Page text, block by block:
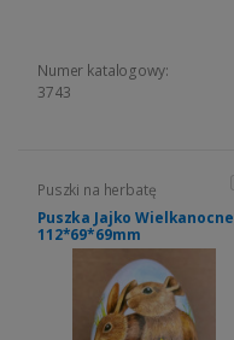
Numer katalogowy:
3743
Puszki na herbatę
Puszka Jajko Wielkanocne
112*69*69mm